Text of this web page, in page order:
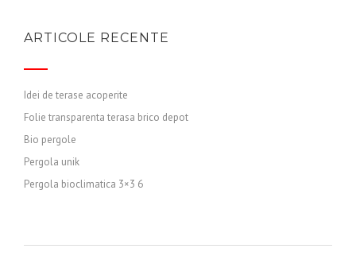
ARTICOLE RECENTE
Idei de terase acoperite
Folie transparenta terasa brico depot
Bio pergole
Pergola unik
Pergola bioclimatica 3×3 6